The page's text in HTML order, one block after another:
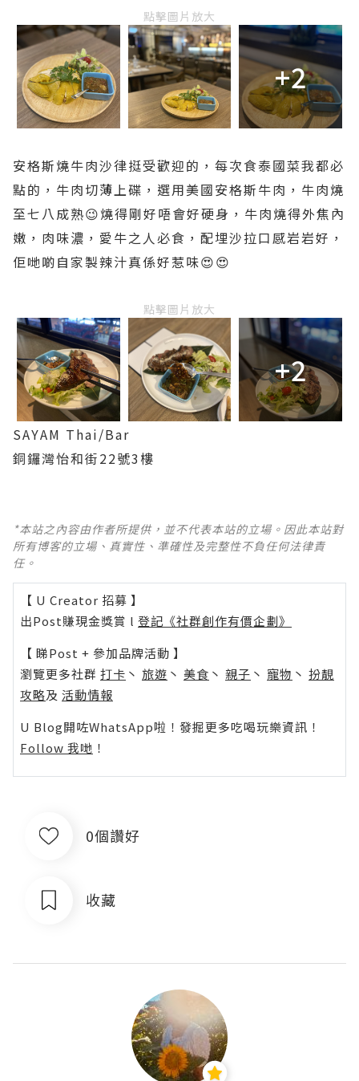
點擊圖片放大
+2
安格斯燒牛肉沙律挺受歡迎的，每次食泰國菜我都必
點的，牛肉切薄上碟，選用美國安格斯牛肉，牛肉燒
至七八成熟😉燒得剛好唔會好硬身，牛肉燒得外焦內
嫩，肉味濃，愛牛之人必食，配埋沙拉口感岩岩好，
佢哋啲自家製辣汁真係好惹味😍😍
點擊圖片放大
+2
SAYAM Thai/Bar
銅鑼灣怡和街22號3樓
*本站之內容由作者所提供，並不代表本站的立場。因此本站對
所有博客的立場、真實性、準確性及完整性不負任何法律責
任。
【 U Creator 招募 】
出Post賺現金獎賞 l 登記《社群創作有價企劃》
【 睇Post + 參加品牌活動 】
瀏覽更多社群 打卡 丶 旅遊 丶 美食 丶 親子 丶 寵物 丶 扮靚
攻略及 活動情報
U Blog開咗WhatsApp啦！發掘更多吃喝玩樂資訊！
Follow 我哋 ！
0個讚好
收藏